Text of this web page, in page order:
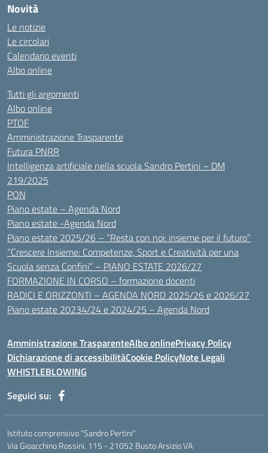
Novità
Le notizie
Le circolari
Calendario eventi
Albo online
Tutti gli argomenti
Albo online
PTOF
Amministrazione Trasparente
Futura PNRR
Intelligenza artificiale nella scuola Sandro Pertini – DM
219/2025
PON
Piano estate – Agenda Nord
Piano estate -Agenda Nord
Piano estate 2025/26 – “Resta con noi: insieme per il futuro”
“Crescere Insieme: Competenze, Sport e Creatività per una
Scuola senza Confini” – PIANO ESTATE 2026/27
FORMAZIONE IN CORSO – formazione docenti
RADICI E ORIZZONTI – AGENDA NORD 2025/26 e 2026/27
Piano estate 20234/24 e 2024/25 – Agenda Nord
Amministrazione TrasparenteAlbo onlinePrivacy Policy
Dichiarazione di accessibilitàCookie PolicyNote Legali
WHISTLEBLOWING
Seguici su:
Istituto comprensivo "Sandro Pertini"
Via Gioacchino Rossini. 115 - 21052 Busto Arsizio VA